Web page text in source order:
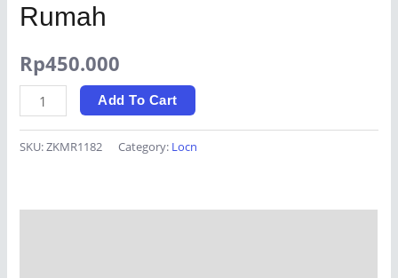
Rumah
Rp450.000
Kaca
Mobil
Klurak
Add To Cart
SKU:ZKMR1182 Category: Locn